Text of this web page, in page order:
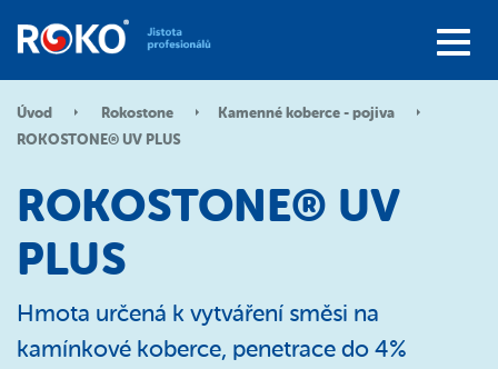
Úvod Rokostone
Kamenné koberce - pojiva
ROKOSTONE® UV PLUS
ROKOSTONE® UV
PLUS
Hmota určená k vytváření směsi na
kamínkové koberce, penetrace do 4%